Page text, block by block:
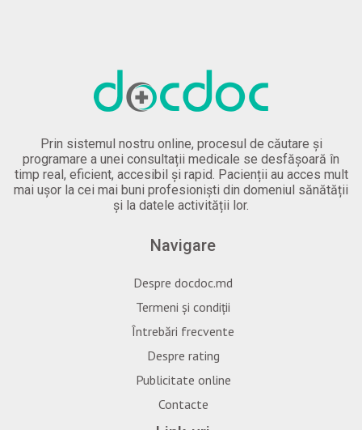
Prin sistemul nostru online, procesul de căutare și
programare a unei consultații medicale se desfășoară în
timp real, eficient, accesibil și rapid. Pacienții au acces mult
mai ușor la cei mai buni profesioniști din domeniul sănătății
și la datele activității lor.
Navigare
Despre docdoc.md
Termeni și condiții
Întrebări frecvente
Despre rating
Publicitate online
Contacte